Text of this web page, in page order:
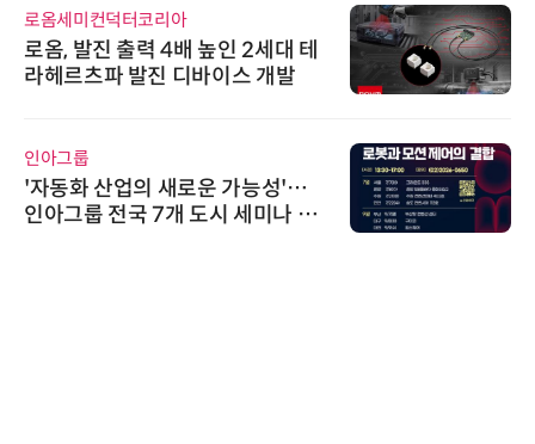
로옴세미컨덕터코리아
로옴, 발진 출력 4배 높인 2세대 테
라헤르츠파 발진 디바이스 개발
인아그룹
'자동화 산업의 새로운 가능성'…
인아그룹 전국 7개 도시 세미나 페